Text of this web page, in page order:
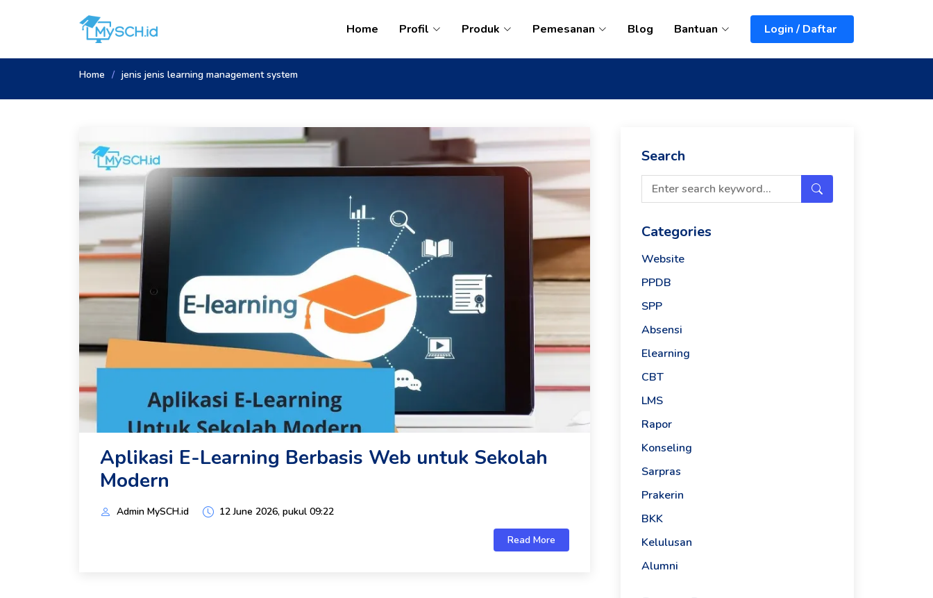
Home Profil Produk Pemesanan Blog Bantuan Login / Daftar
Home jenis jenis learning management system
Aplikasi E-Learning Berbasis Web untuk Sekolah
Modern
Admin MySCH.id 12 June 2026, pukul 09:22
Read More
Search
Categories
Website
PPDB
SPP
Absensi
Elearning
CBT
LMS
Rapor
Konseling
Sarpras
Prakerin
BKK
Kelulusan
Alumni